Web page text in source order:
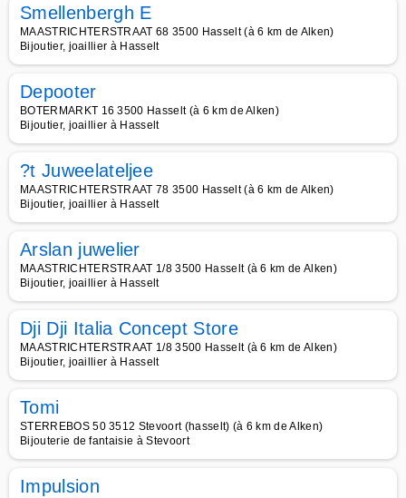
Smellenbergh E
MAASTRICHTERSTRAAT 68 3500 Hasselt (à 6 km de Alken)
Bijoutier, joaillier à Hasselt
Depooter
BOTERMARKT 16 3500 Hasselt (à 6 km de Alken)
Bijoutier, joaillier à Hasselt
?t Juweelateljee
MAASTRICHTERSTRAAT 78 3500 Hasselt (à 6 km de Alken)
Bijoutier, joaillier à Hasselt
Arslan juwelier
MAASTRICHTERSTRAAT 1/8 3500 Hasselt (à 6 km de Alken)
Bijoutier, joaillier à Hasselt
Dji Dji Italia Concept Store
MAASTRICHTERSTRAAT 1/8 3500 Hasselt (à 6 km de Alken)
Bijoutier, joaillier à Hasselt
Tomi
STERREBOS 50 3512 Stevoort (hasselt) (à 6 km de Alken)
Bijouterie de fantaisie à Stevoort
Impulsion